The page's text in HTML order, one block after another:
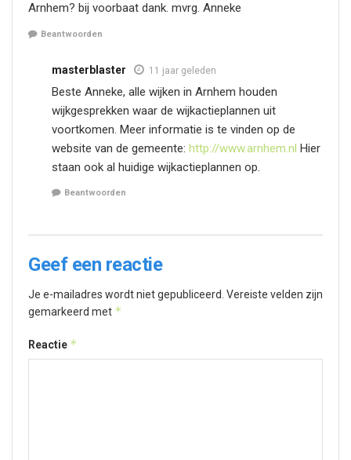
Arnhem? bij voorbaat dank. mvrg. Anneke
Beantwoorden
masterblaster 11 jaar geleden
Beste Anneke, alle wijken in Arnhem houden
wijkgesprekken waar de wijkactieplannen uit
voortkomen. Meer informatie is te vinden op de
website van de gemeente: http://www.arnhem.nl Hier
staan ook al huidige wijkactieplannen op.
Beantwoorden
Geef een reactie
Je e-mailadres wordt niet gepubliceerd. Vereiste velden zijn
gemarkeerd met *
Reactie *